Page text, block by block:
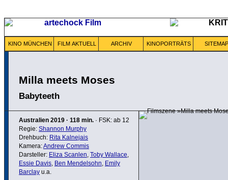
KINO MÜNCHEN FILM AKTUELL ARCHIV KINOPORTRÄTS SITEMAP
Milla meets Moses
Babyteeth
Australien 2019 · 118 min. · FSK: ab 12
Regie: Shannon Murphy
Drehbuch: Rita Kalnejais
Kamera:Andrew Commis
Darsteller: Eliza Scanlen, Toby Wallace,
Essie Davis, Ben Mendelsohn, Emily
Barclay u.a.